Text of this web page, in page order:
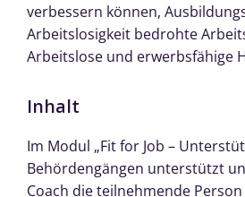
verbessern können,
Arbeitslosigkeit bedrohte
Arbeitslose und erwerbsfähige
Inhalt
Im Modul „Fit for Job –
Behördengängen unterstützt
Coach die teilnehmende